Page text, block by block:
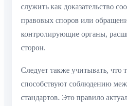
служить как доказательство
правовых споров или
контролирующие органы,
сторон.
Следует также учитывать, что
способствуют соблюдению
стандартов. Это правило